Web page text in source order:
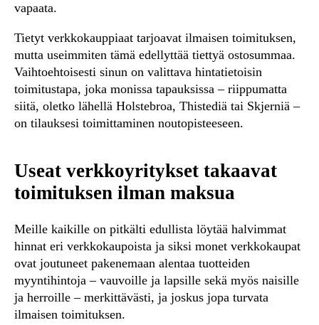
vapaata.
Tietyt verkkokauppiaat tarjoavat ilmaisen toimituksen,
mutta useimmiten tämä edellyttää tiettyä ostosummaa.
Vaihtoehtoisesti sinun on valittava hintatietoisin
toimitustapa, joka monissa tapauksissa – riippumatta
siitä, oletko lähellä Holstebroa, Thistediä tai Skjerniä –
on tilauksesi toimittaminen noutopisteeseen.
Useat verkkoyritykset takaavat
toimituksen ilman maksua
Meille kaikille on pitkälti edullista löytää halvimmat
hinnat eri verkkokaupoista ja siksi monet verkkokaupat
ovat joutuneet pakenemaan alentaa tuotteiden
myyntihintoja – vauvoille ja lapsille sekä myös naisille
ja herroille – merkittävästi, ja joskus jopa turvata
ilmaisen toimituksen.